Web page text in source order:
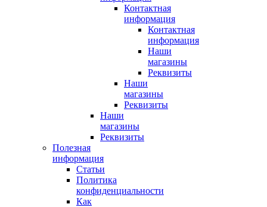
Контактная
информация
Контактная
информация
Наши
магазины
Реквизиты
Наши
магазины
Реквизиты
Наши
магазины
Реквизиты
Полезная
информация
Статьи
Политика
конфиденциальности
Как